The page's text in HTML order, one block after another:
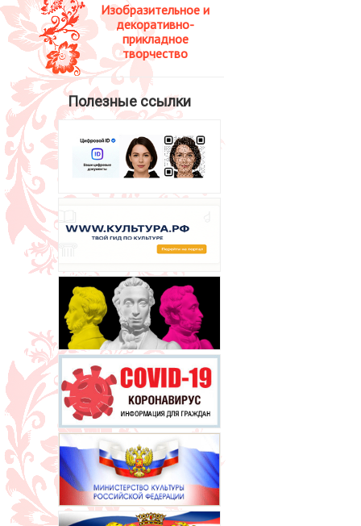
Изобразительное и
декоративно-
прикладное
творчество
Полезные ссылки